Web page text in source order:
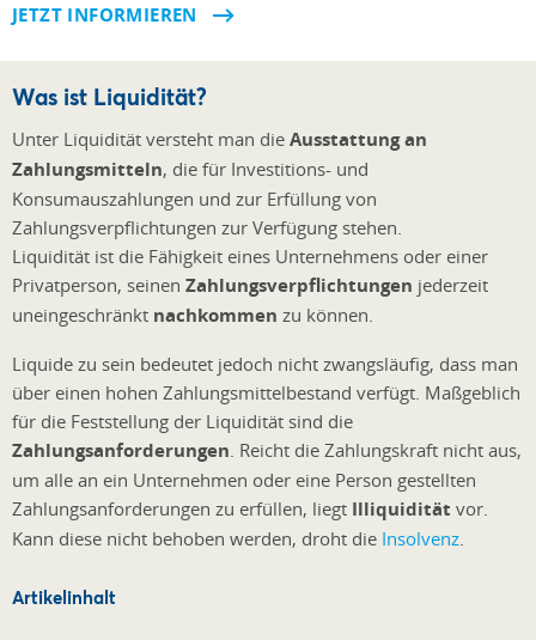
JETZT INFORMIEREN
Was ist Liquidität?
Unter Liquidität versteht man die Ausstattung an
Zahlungsmitteln, die für Investitions- und
Konsumauszahlungen und zur Erfüllung von
Zahlungsverpflichtungen zur Verfügung stehen.
Liquidität ist die Fähigkeit eines Unternehmens oder einer
Privatperson, seinen Zahlungsverpflichtungen jederzeit
uneingeschränkt nachkommen zu können.
Liquide zu sein bedeutet jedoch nicht zwangsläufig, dass man
über einen hohen Zahlungsmittelbestand verfügt. Maßgeblich
für die Feststellung der Liquidität sind die
Zahlungsanforderungen . Reicht die Zahlungskraft nicht aus,
um alle an ein Unternehmen oder eine Person gestellten
Zahlungsanforderungen zu erfüllen, liegt Illiquidität vor.
Kann diese nicht behoben werden, droht die Insolvenz
Artikelinhalt